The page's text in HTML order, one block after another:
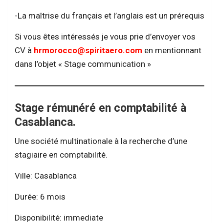
-La maîtrise du français et l’anglais est un prérequis
Si vous êtes intéressés je vous prie d’envoyer vos
CV à hrmorocco@spiritaero.com en mentionnant
dans l’objet « Stage communication »
Stage rémunéré en comptabilité à
Casablanca.
Une société multinationale à la recherche d’une
stagiaire en comptabilité.
Ville: Casablanca
Durée: 6 mois
Disponibilité: immediate